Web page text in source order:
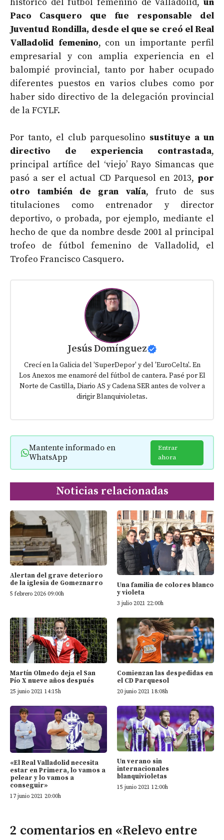
histórico del fútbol femenino de Valladolid, un
Paco Casquero que fue responsable del
Juventud Rondilla, desde el que se creó el Real
Valladolid femenino, con un importante perfil
empresarial y con amplia experiencia en el
balompié provincial, tanto por haber ocupado
diferentes puestos en varios clubes como por
haber sido directivo de la delegación provincial
de la FCYLF.
Por tanto, el club parquesolino sustituye a un
directivo de experiencia contrastada,
principal artífice del ‘viejo’ Rayo Simancas que
pasó a ser el actual CD Parquesol en 2013, por
otro también de gran valía, fruto de sus
titulaciones como entrenador y director
deportivo, o probada, por ejemplo, mediante el
hecho de que da nombre desde 2001 al principal
trofeo de fútbol femenino de Valladolid, el
Trofeo Francisco Casquero.
Jesús Domínguez
Crecí en la Galicia del 'SuperDepor' y del 'EuroCelta'. En
Los Anexos me enamoré del fútbol de cantera. Pasé por El
Norte de Castilla, Diario AS y Cadena SER antes de volver a
dirigir Blanquivioletas.
Mantente informado en
WhatsApp
Entrar
ahora
Noticias relacionadas
Alertan del grave deterioro
de la iglesia de Gomeznarro
5 febrero 2026 09:00h
Una familia de colores blanco
y violeta
3 julio 2021 22:00h
Martín Olmedo deja el San
Pío X nueve años después
25 junio 2021 14:15h
Comienzan las despedidas en
el CD Parquesol
20 junio 2021 18:08h
«El Real Valladolid necesita
estar en Primera, lo vamos a
pelear y lo vamos a
conseguir»
17 junio 2021 20:00h
Un verano sin
internacionales
blanquivioletas
15 junio 2021 12:00h
2 comentarios en «Relevo entre